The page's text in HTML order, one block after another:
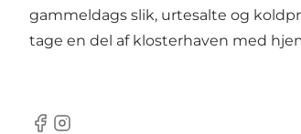
gammeldags slik, urtesalte og
tage en del af klosterhaven med